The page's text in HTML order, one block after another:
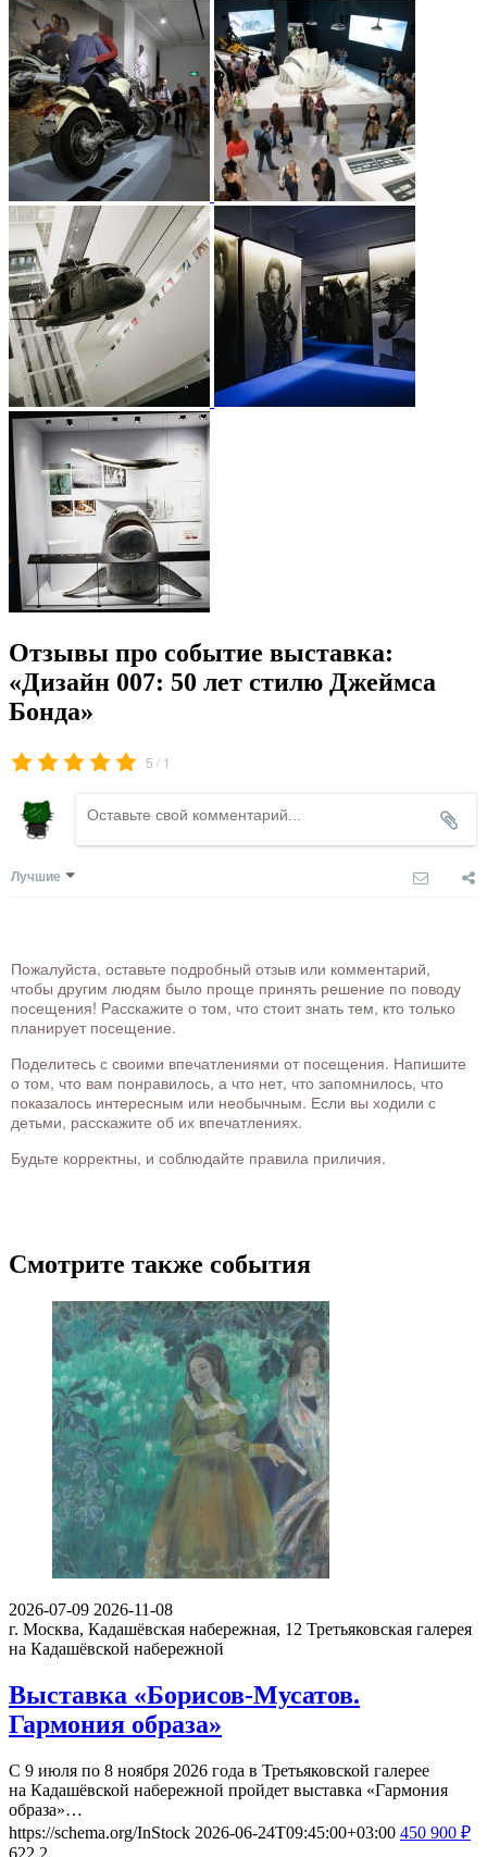
Отзывы про событие выставка:
«Дизайн 007: 50 лет стилю Джеймса
Бонда»
5 / 1
Лучшие
Пожалуйста, оставьте подробный отзыв или комментарий,
чтобы другим людям было проще принять решение по поводу
посещения! Расскажите о том, что стоит знать тем, кто только
планирует посещение.
Поделитесь с своими впечатлениями от посещения. Напишите
о том, что вам понравилось, а что нет, что запомнилось, что
показалось интересным или необычным. Если вы ходили с
детьми, расскажите об их впечатлениях.
Будьте корректны, и соблюдайте правила приличия.
Смотрите также события
2026-07-09 2026-11-08
г. Москва, Кадашёвская набережная, 12 Третьяковская галерея
на Кадашёвской набережной
Выставка «Борисов-Мусатов.
Гармония образа»
С 9 июля по 8 ноября 2026 года в Третьяковской галерее
на Кадашёвской набережной пройдет выставка «Гармония
образа»…
https://schema.org/InStock 2026-06-24T09:45:00+03:00 450 900 ₽
622 2